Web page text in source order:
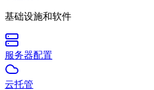
基础设施和软件
服务器配置
云托管